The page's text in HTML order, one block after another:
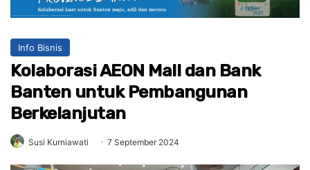
Info Bisnis
Kolaborasi AEON Mall dan Bank
Banten untuk Pembangunan
Berkelanjutan
Susi Kurniawati 7 September 2024